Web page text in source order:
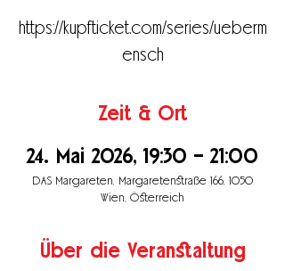
https://kupfticket.com/series/ueberm
ensch
Zeit & Ort
24. Mai 2026, 19:30 – 21:00
DAS Margareten, Margaretenstraße 166, 1050
Wien, Österreich
Über die Veranstaltung